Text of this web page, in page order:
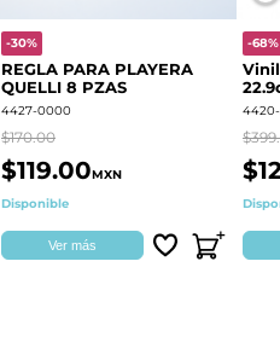
-30%
REGLA PARA PLAYERA
QUELLI 8 PZAS
4427-0000
$170.00
$119.00MXN
Disponible
Ver más
-68%